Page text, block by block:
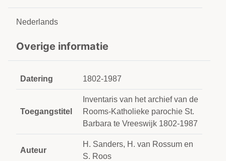
Nederlands
Overige informatie
Datering 1802-1987
Toegangstitel
Inventaris van het archief van de
Rooms-Katholieke parochie St.
Barbara te Vreeswijk 1802-1987
Auteur
H. Sanders, H. van Rossum en
S. Roos